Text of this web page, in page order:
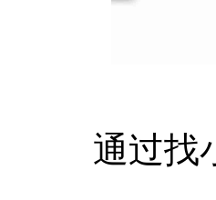
通过找